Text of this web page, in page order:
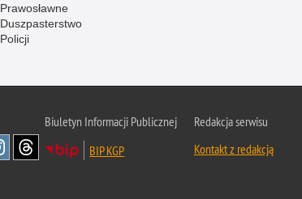
Prawosławne
Duszpasterstwo
Policji
Biuletyn Informacji Publicznej
BIP KGP
Redakcja serwisu
Kontakt z redakcją